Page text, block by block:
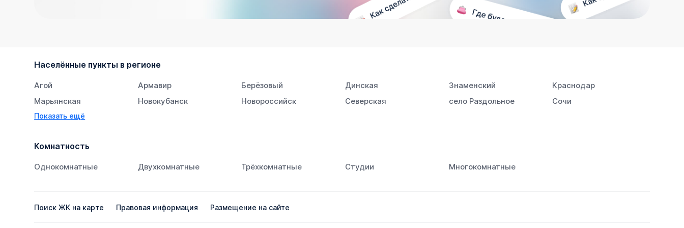
Населённые пункты в регионе
Агой Армавир Берёзовый Динская Знаменский
Краснодар
Марьянская
Новокубанск Новороссийск Северская село Раздольное
Сочи
Супсех
Показать ещё
Комнатность
Однокомнатные Двухкомнатные Трёхкомнатные Студии Многокомнатные
Поиск ЖК на карте Правовая информация Размещение на сайте